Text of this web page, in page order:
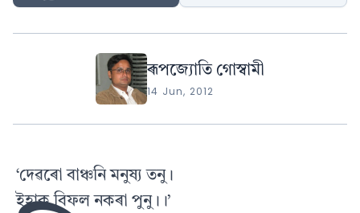
ৰূপজ্যোতি গোস্বামী
14 Jun, 2012
‘দেৱৰো বাঞ্চনি মনুষ্য তনু।
ইহাক বিফল নকৰা পুনু।।’